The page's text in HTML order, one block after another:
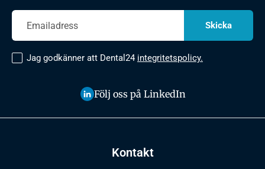
Kontakt
Jag godkänner att Dental24 integritetspolicy.
Följ oss på LinkedIn